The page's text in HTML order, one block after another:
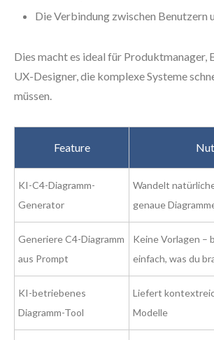
Die Verbindung zwischen Benutzern
Dies macht es ideal für Produktmanager,
UX-Designer, die komplexe Systeme
müssen.
Feature
KI-C4-Diagramm-
Generator
Wandelt
genaue
Generiere C4-Diagramm
aus Prompt
Keine Vorlagen –
einfach, was du
KI-betriebenes
Diagramm-Tool
Liefert
Modelle